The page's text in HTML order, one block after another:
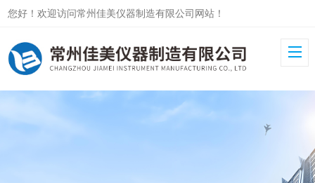
您好！欢迎访问常州佳美仪器制造有限公司网站！